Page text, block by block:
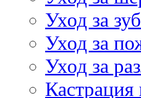
Уход за
Уход за
Уход за
Кастрация